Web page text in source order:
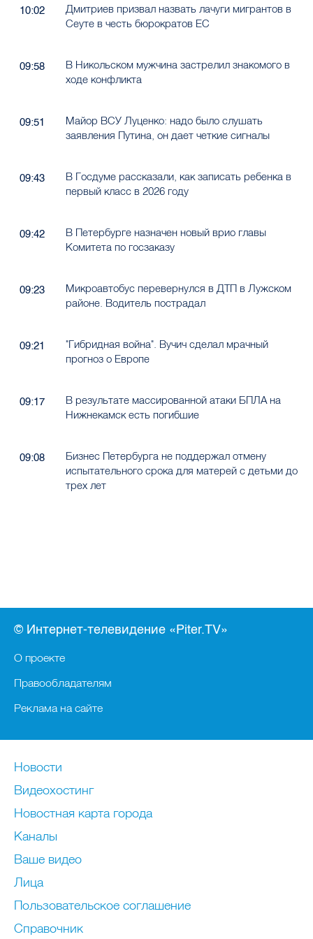
10:02
Дмитриев призвал назвать лачуги мигрантов в
Сеуте в честь бюрократов ЕС
09:58
В Никольском мужчина застрелил знакомого в
ходе конфликта
09:51
Майор ВСУ Луценко: надо было слушать
заявления Путина, он дает четкие сигналы
09:43
В Госдуме рассказали, как записать ребенка в
первый класс в 2026 году
09:42
В Петербурге назначен новый врио главы
Комитета по госзаказу
09:23
Микроавтобус перевернулся в ДТП в Лужском
районе. Водитель пострадал
09:21
"Гибридная война". Вучич сделал мрачный
прогноз о Европе
09:17
В результате массированной атаки БПЛА на
Нижнекамск есть погибшие
09:08
Бизнес Петербурга не поддержал отмену
испытательного срока для матерей с детьми до
трех лет
© Интернет-телевидение «Piter.TV»
О проекте
Правообладателям
Реклама на сайте
Новости
Видеохостинг
Новостная карта города
Каналы
Ваше видео
Лица
Пользовательское соглашение
Справочник